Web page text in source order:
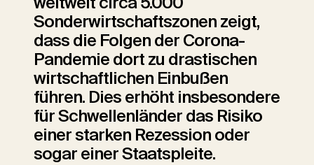
Sonderwirtschaftszonen zeigt,
dass die Folgen der Corona-
Pandemie dort zu drastischen
wirtschaftlichen Einbußen
führen. Dies erhöht insbesondere
für Schwellenländer das Risiko
einer starken Rezession oder
sogar einer Staatspleite.